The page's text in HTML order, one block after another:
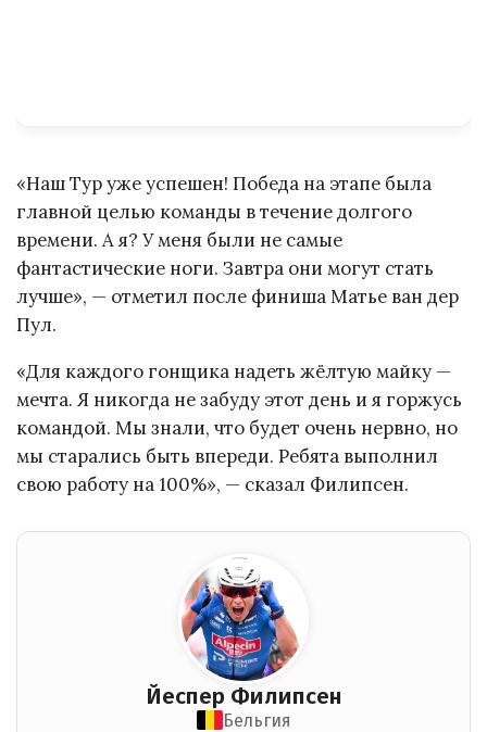
«Наш Тур уже успешен! Победа на этапе была
главной целью команды в течение долгого
времени. А я? У меня были не самые
фантастические ноги. Завтра они могут стать
лучше», — отметил после финиша Матье ван дер
Пул.
«Для каждого гонщика надеть жёлтую майку —
мечта. Я никогда не забуду этот день и я горжусь
командой. Мы знали, что будет очень нервно, но
мы старались быть впереди. Ребята выполнил
свою работу на 100%», — сказал Филипсен.
Йеспер Филипсен
Бельгия